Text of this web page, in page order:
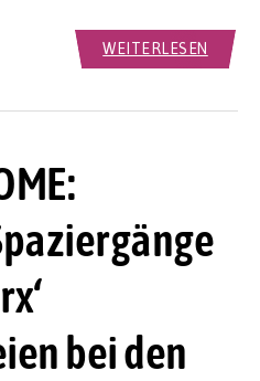
WEITERLESEN
bei den